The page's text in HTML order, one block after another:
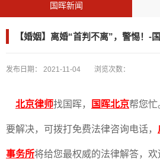
国晖新闻
【婚姻】离婚“首判不离”，警惕！-
发布日期： 2021-11-04 浏览次数：
北京律师找国晖， 国晖北京帮您忙
要解决，可拨打免费法律咨询电话，
事务所将给您最权威的法律解答，欢